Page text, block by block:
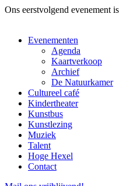
Ons eerstvolgend evenement is
Evenementen
Agenda
Kaartverkoop
Archief
De Natuurkamer
Cultureel café
Kindertheater
Kunstbus
Kunstlezing
Muziek
Talent
Hoge Hexel
Contact